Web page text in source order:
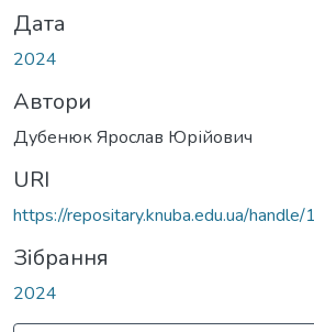
Дата
2024
Автори
Дубенюк Ярослав Юрійович
URI
https://repositary.knuba.edu.ua/
Зібрання
2024